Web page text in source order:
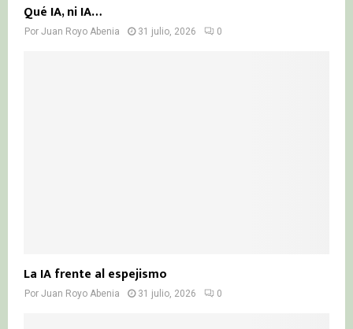
Qué IA, ni IA…
Por Juan Royo Abenia 31 julio, 2026 0
La IA frente al espejismo
Por Juan Royo Abenia 31 julio, 2026 0